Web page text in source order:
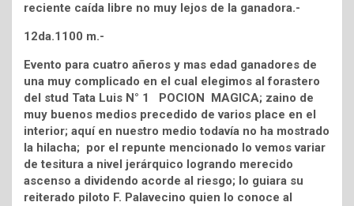
reciente caída libre no muy lejos de la ganadora.-
12da.1100 m.-
Evento para cuatro añeros y mas edad ganadores de
una muy complicado en el cual elegimos al forastero
del stud Tata Luis N° 1 POCION MAGICA; zaino de
muy buenos medios precedido de varios place en el
interior; aquí en nuestro medio todavía no ha mostrado
la hilacha; por el repunte mencionado lo vemos variar
de tesitura a nivel jerárquico logrando merecido
ascenso a dividendo acorde al riesgo; lo guiara su
reiterado piloto F. Palavecino quien lo conoce al